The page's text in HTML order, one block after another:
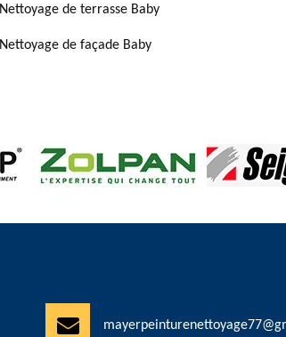
Nettoyage de terrasse Baby
Nettoyage de façade Baby